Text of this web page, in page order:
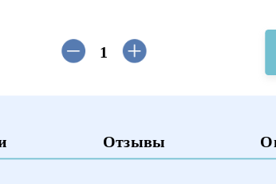
Отзывы